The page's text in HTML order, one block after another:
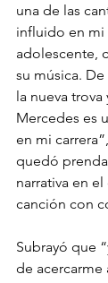
una de las
influido en mi
adolescente,
su música.
la nueva trova
Mercedes es
en mi
quedó
narrativa en
canción con
Subrayó que
de